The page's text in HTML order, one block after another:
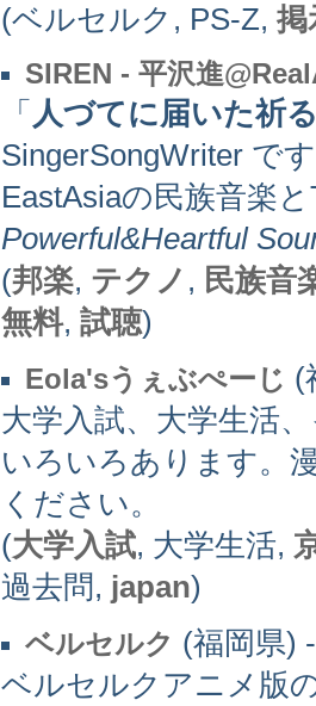
(ベルセルク, PS-Z, 掲
SIREN - 平沢進
「 人づてに届いた祈
SingerSongWriter で
EastAsiaの民族音楽
Powerful&Heartful
(邦楽, テクノ , 民族音
無料, 試聴)
Eola'sうぇぶぺーじ (
大学入試、大学生活
いろいろあります。
ください。
(大学入試, 大学生活,
過去問, japan)
ベルセルク (福岡県)
ベルセルクアニメ版